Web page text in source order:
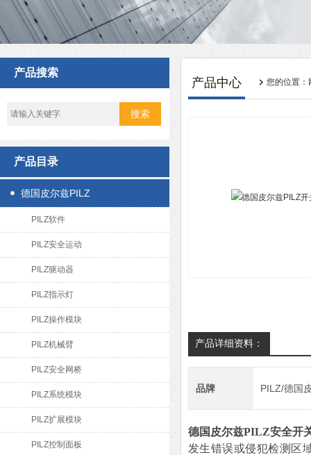
产品搜索
产品目录
德国皮尔兹PILZ
PILZ软件
PILZ安全运动
PILZ驱动器
PILZ指示灯
PILZ操作模块
PILZ机械臂
PILZ安全网桥
PILZ系统模块
PILZ扩展模块
PILZ控制面板
产品中心 您的位置：
产品详细资料：
品牌 PILZ/德国
德国皮尔兹PILZ安全开
发生错误或侵犯检测区